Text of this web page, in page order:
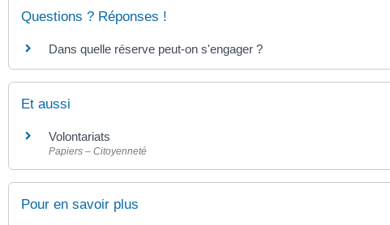
Questions ? Réponses !
Dans quelle réserve peut-on s'engager ?
Et aussi
Volontariats
Papiers – Citoyenneté
Pour en savoir plus